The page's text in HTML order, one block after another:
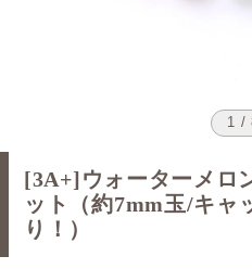
1 /
[3A+]ウォーターメロ
ット（約7mm玉/キャ
り！）